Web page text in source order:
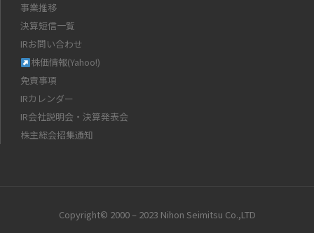
事業推移
決算短信一覧
IRお問い合わせ
株価情報(Yahoo!)
免責事項
IRカレンダー
IR会社説明会・決算発表会
株主総会招集通知
Copyright© 2000 – 2023 Nihon Seimitsu Co.,LTD